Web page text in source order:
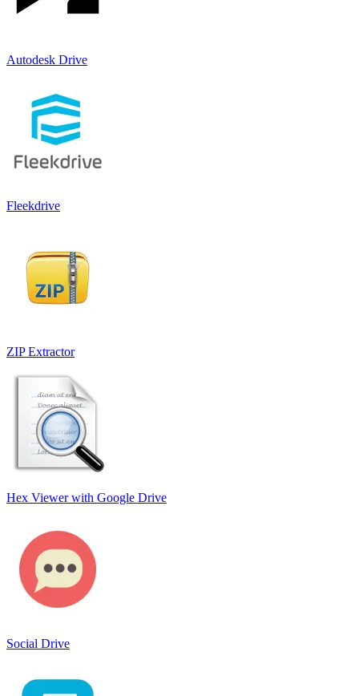
Autodesk Drive
Fleekdrive
ZIP Extractor
Hex Viewer with Google Drive
Social Drive